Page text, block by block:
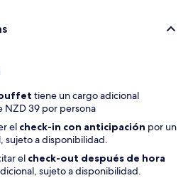
tiene un cargo adicional
NZD 39 por persona
el check-in con anticipación por un
sujeto a disponibilidad.
el check-out después de hora
sujeto a disponibilidad.